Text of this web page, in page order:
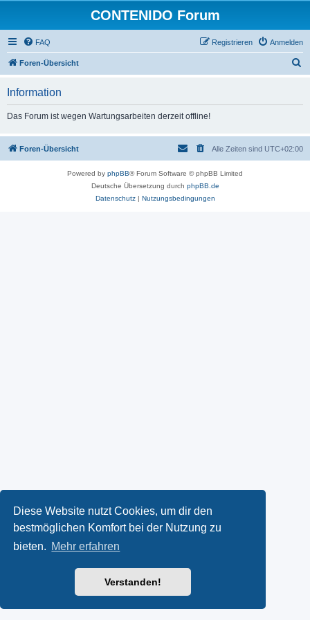
Diese Website nutzt Cookies, um dir den
bestmöglichen Komfort bei der Nutzung zu
bieten. Mehr erfahren
Verstanden!
CONTENIDO Forum
FAQ Anmelden
Registrieren
Foren-Übersicht
Information
Das Forum ist wegen Wartungsarbeiten derzeit offline!
Foren-Übersicht Alle Zeiten sind UTC+02:00
Powered by phpBB® Forum Software © phpBB Limited
Deutsche Übersetzung durch phpBB.de
Datenschutz| Nutzungsbedingungen